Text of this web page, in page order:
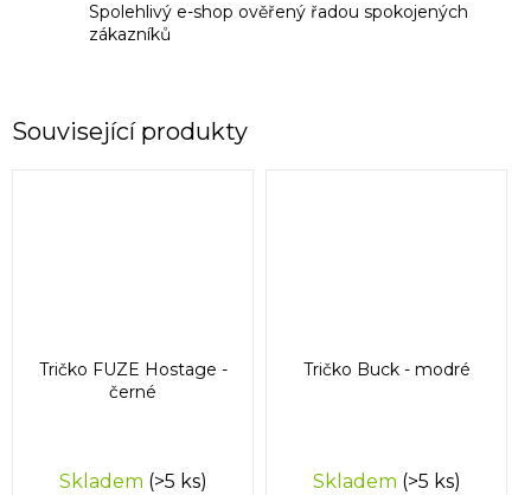
Spolehlivý e-shop ověřený řadou spokojených
zákazníků
Související produkty
Tričko FUZE Hostage -
černé
Skladem (>5 ks)
Tričko Buck - modré
Skladem (>5 ks)